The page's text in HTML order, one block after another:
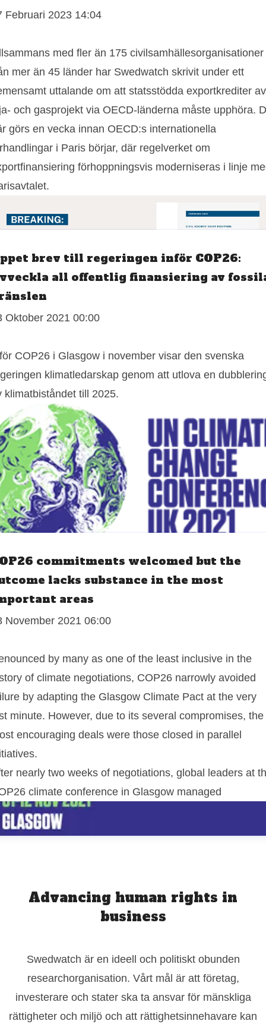
Februari 2023 14:04
med fler än 175 civilsamhällesorganisationer
mer än 45 länder har Swedwatch skrivit under ett
uttalande om att statsstödda exportkrediter av
och gasprojekt via OECD-länderna måste upphöra.
görs en vecka innan OECD:s internationella
i Paris börjar, där regelverket om
förhoppningsvis moderniseras i linje
brev till regeringen inför COP26:
all offentlig finansiering av
Oktober 2021 00:00
COP26 i Glasgow i november visar den svenska
klimatledarskap genom att utlova en
klimatbiståndet till 2025.
commitments welcomed but the
lacks substance in the most
areas
November 2021 06:00
by many as one of the least inclusive in the
of climate negotiations, COP26 narrowly avoided
by adapting the Glasgow Climate Pact at the very
minute. However, due to its several compromises, the
encouraging deals were those closed in parallel
nearly two weeks of negotiations, global leaders at
climate conference in Glasgow managed
Advancing human rights in
business
Swedwatch är en ideell och politiskt obunden
researchorganisation. Vårt mål är att företag,
investerare och stater ska ta ansvar för mänskliga
rättigheter och miljö och att rättighetsinnehavare kan